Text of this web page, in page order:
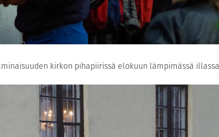
kirkon pihapiirissä elokuun lämpimässä